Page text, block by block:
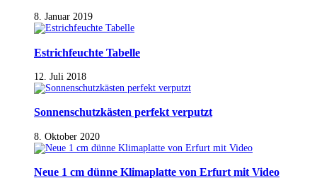
8. Januar 2019
Estrichfeuchte Tabelle
12. Juli 2018
Sonnenschutzkästen perfekt verputzt
8. Oktober 2020
Neue 1 cm dünne Klimaplatte von Erfurt mit Video